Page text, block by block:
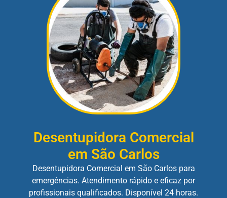
Desentupidora Comercial
em São Carlos
Desentupidora Comercial em São Carlos para
emergências. Atendimento rápido e eficaz por
profissionais qualificados. Disponível 24 horas.